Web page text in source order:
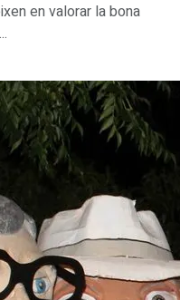
en valorar la bona